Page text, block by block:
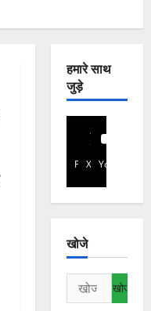
हमारे साथ
जुड़े
Facebook
X YouTube
खोजे
निम्न
को